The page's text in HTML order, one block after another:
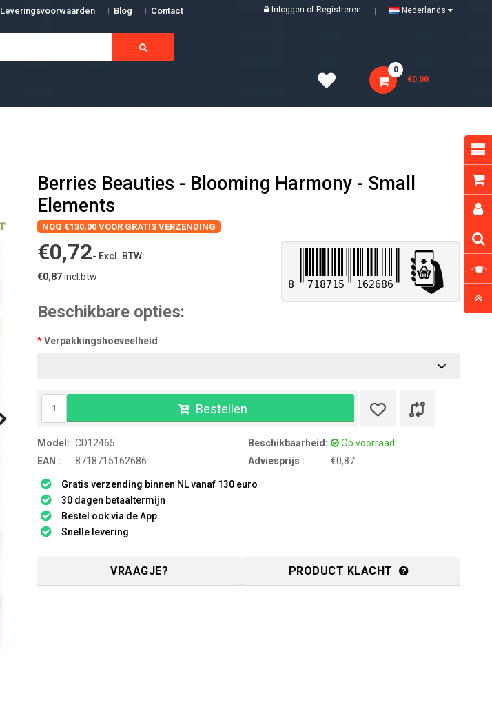
Leveringsvoorwaarden Blog Contact Inloggen of Registreren Nederlands
0
€0,00
Berries Beauties - Blooming Harmony - Small
Elements
NOG €130,00 VOOR GRATIS VERZENDING
€0,72- Excl. BTW:
€0,87incl.btw
8 718715 162686
Beschikbare opties:
Verpakkingshoeveelheid
Bestellen
Model: CD12465 Beschikbaarheid:
Op voorraad
EAN :
8718715162686 Adviesprijs : €0,87
Gratis verzending binnen NL vanaf 130 euro
30 dagen betaaltermijn
Bestel ook via de App
Snelle levering
VRAAGJE? PRODUCT KLACHT